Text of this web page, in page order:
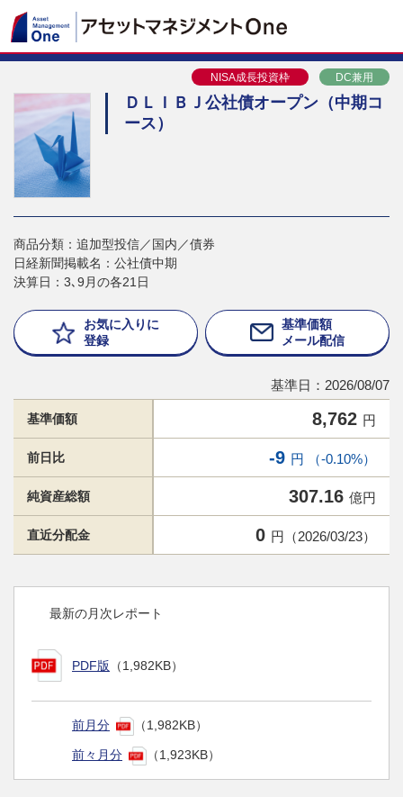
NISA成長投資枠 DC兼用
ＤＬＩＢＪ公社債オープン（中期コ
ース）
商品分類：追加型投信／国内／債券
日経新聞掲載名：公社債中期
決算日：3､9月の各21日
お気に入りに
登録
基準価額
メール配信
基準日：2026/08/07
基準価額 8,762 円
前日比 -9 円 （-0.10%）
純資産総額 307.16 億円
直近分配金 0 円（2026/03/23）
最新の月次レポート
PDF版 （1,982KB）
前月分 （1,982KB）
前々月分 （1,923KB）